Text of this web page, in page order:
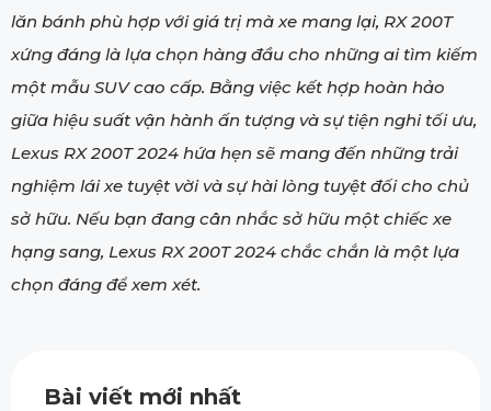
lăn bánh phù hợp với giá trị mà xe mang lại, RX 200T
xứng đáng là lựa chọn hàng đầu cho những ai tìm kiếm
một mẫu SUV cao cấp. Bằng việc kết hợp hoàn hảo
giữa hiệu suất vận hành ấn tượng và sự tiện nghi tối ưu,
Lexus RX 200T 2024 hứa hẹn sẽ mang đến những trải
nghiệm lái xe tuyệt vời và sự hài lòng tuyệt đối cho chủ
sở hữu. Nếu bạn đang cân nhắc sở hữu một chiếc xe
hạng sang, Lexus RX 200T 2024 chắc chắn là một lựa
chọn đáng để xem xét.
Bài viết mới nhất